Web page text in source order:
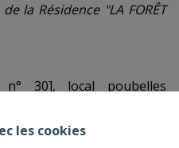
les cookies
la Résidence "LA FORÊT
30], local poubelles